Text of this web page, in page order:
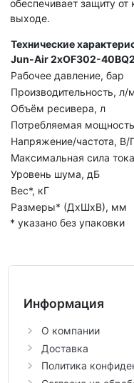
обеспечивает защиту от
выходе.
Технические
Jun-Air 2xOF302-40BQ2
Рабочее давление, бар
Производительность, л/
Объём ресивера, л
Потребляемая
Напряжение/частота, В/
Максимальная сила
Уровень шума, дБ
Вес*, кГ
Размеры* (ДхШхВ), мм
* указано без упаковки
Информация
О компании
Доставка
Политика